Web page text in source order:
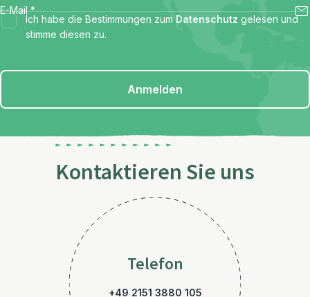
E-Mail *
Ich habe die Bestimmungen zum Datenschutz gelesen und
stimme diesen zu.
Anmelden
Kontaktieren Sie uns
Telefon
+49 2151 3880 105